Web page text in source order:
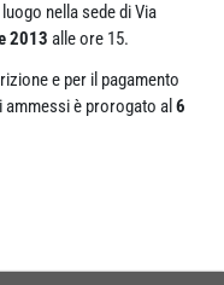
nella sede di Via
2013 alle ore 15.
e per il pagamento
è prorogato al 6